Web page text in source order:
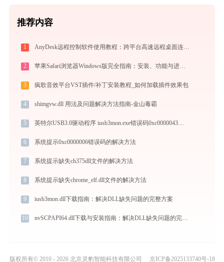
推荐内容
1 AnyDesk远程控制软件使用教程：跨平台高速远程桌面连接完全指南
2 苹果Safari浏览器Windows版完全指南：安装、功能与进阶使用技巧全攻略（2026最新）
3 疯歌音效平台VST插件/补丁安装教程_如何加载插件效果包
4 shimgvw.dll 用法及问题解决方法指南-金山毒霸
5 英特尔USB3.0驱动程序 iusb3mon.exe错误码0xc0000043处理办法
6 系统提示0xc0000006错误码的解决方法
7 系统提示缺失ch375dll文件的解决方法
8 系统提示缺失chrome_elf.dll文件的解决方法
9 iusb3mon.dll下载指南：解决DLL缺失问题的完整方案
10 nvSCPAPI64.dll下载与安装指南：解决DLL缺失问题的完整方案
版权所有© 2010 - 2026 北京灵豹智能科技有限公司 京ICP备2025133740号-18